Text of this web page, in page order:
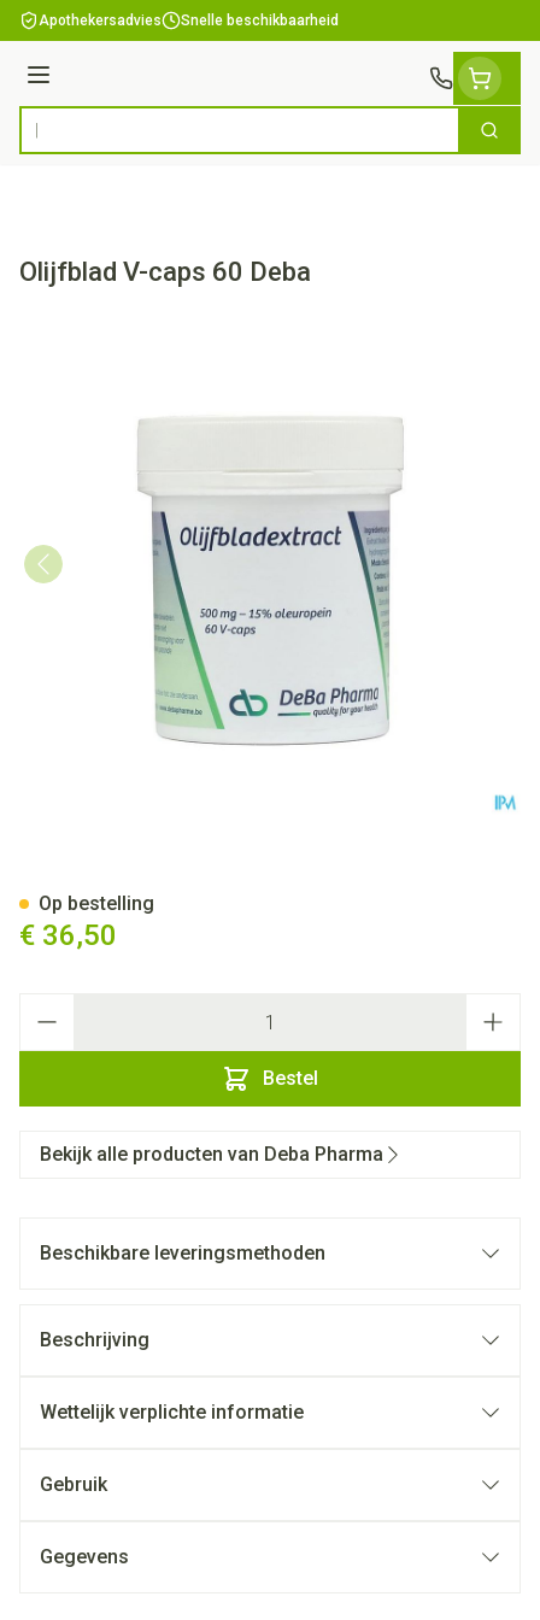
Ga naar de inhoud
Apothekersadvies Snelle beschikbaarheid
Menu
Product, merk, categorie... Zoek
Olijfblad V-caps 60 Deba
€ 36,50
Bestel
Op bestelling
Bekijk alle producten van Deba Pharma
Beschikbare leveringsmethoden
Beschrijving
Wettelijk verplichte informatie
Gebruik
Gegevens